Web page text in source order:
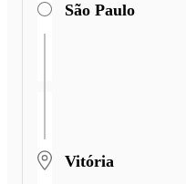
São Paulo
Vitória